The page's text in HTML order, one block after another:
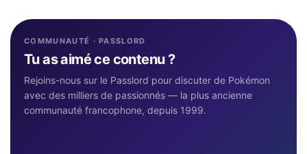
COMMUNAUTÉ · PASSLORD
Tu as aimé ce contenu ?
Rejoins-nous sur le Passlord pour discuter de Pokémon
avec des milliers de passionnés — la plus ancienne
communauté francophone, depuis 1999.